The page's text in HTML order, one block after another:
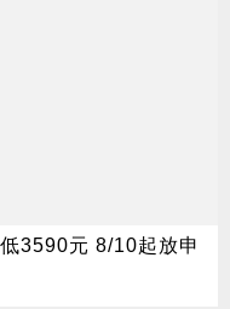
3590元 8/10起放申